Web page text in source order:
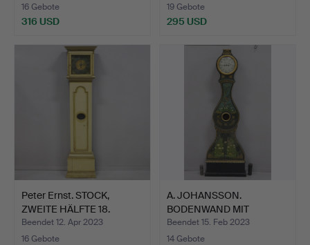
16 Gebote
316 USD
19 Gebote
295 USD
Peter Ernst. STOCK,
ZWEITE HÄLFTE 18.
JAHR…
Beendet 12. Apr 2023
16 Gebote
A. JOHANSSON.
BODENWAND MIT
VOGELMALEREI, …
Beendet 15. Feb 2023
14 Gebote